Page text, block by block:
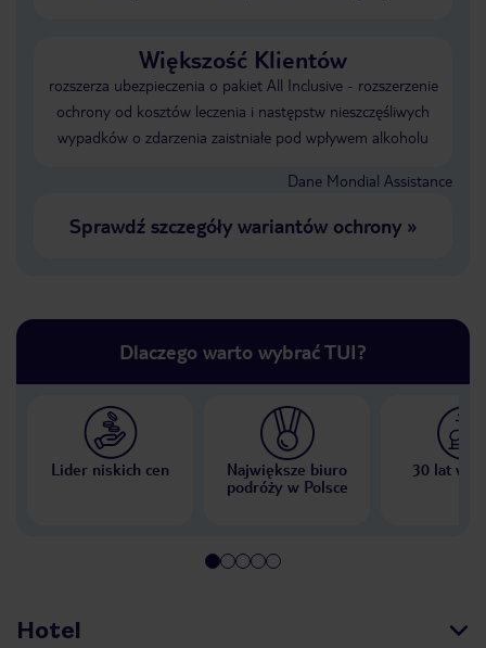
Większość Klientów
rozszerza ubezpieczenia o pakiet All Inclusive - rozszerzenie
ochrony od kosztów leczenia i następstw nieszczęśliwych
wypadków o zdarzenia zaistniałe pod wpływem alkoholu
Dane Mondial Assistance
Sprawdź szczegóły wariantów ochrony»
Dlaczego warto wybrać TUI?
Lider niskich cen
Największe biuro
podróży w Polsce
30 lat w
Hotel